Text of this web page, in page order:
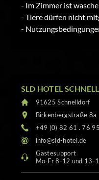
- Im Zimmer ist
- Tiere dürfen nicht
-
SLD HOTEL
91625 Schnelldorf
Birkenbergstraße 8a
+49 (0) 82 61 . 76
info@sld-hotel.de
Gästesupport
Mo-Fr 8-12 und 13-